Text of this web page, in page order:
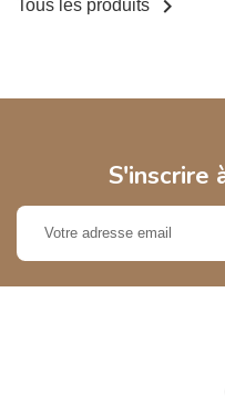
Tous les produits 
S'inscrire